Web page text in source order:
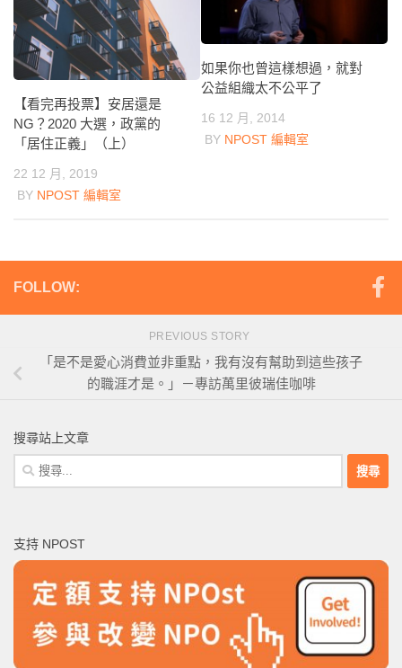
【看完再投票】安居還是
NG？2020 大選，政黨的
「居住正義」（上）
22 12 月, 2019
BY NPOST 編輯室
如果你也曾這樣想過，就對
公益組織太不公平了
16 12 月, 2014
BY NPOST 編輯室
FOLLOW:
PREVIOUS STORY
「是不是愛心消費並非重點，我有沒有幫助到這些孩子
的職涯才是。」－專訪萬里彼瑞佳咖啡
搜尋站上文章
搜
尋
字:
支持 NPOST